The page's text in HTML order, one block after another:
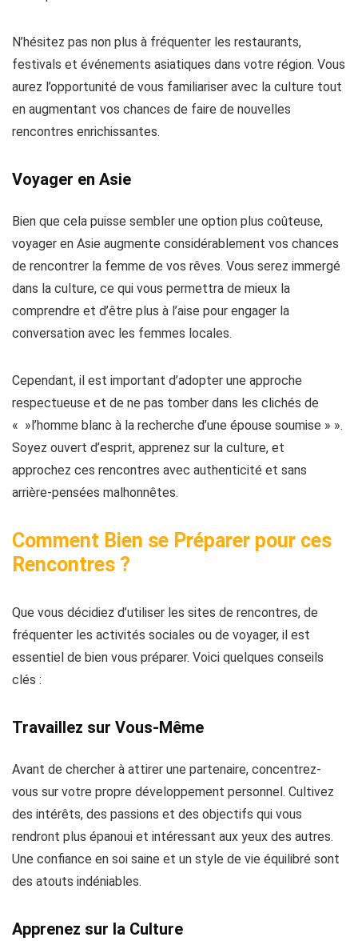
N’hésitez pas non plus à fréquenter les restaurants,
festivals et événements asiatiques dans votre région. Vous
aurez l’opportunité de vous familiariser avec la culture tout
en augmentant vos chances de faire de nouvelles
rencontres enrichissantes.
Voyager en Asie
Bien que cela puisse sembler une option plus coûteuse,
voyager en Asie augmente considérablement vos chances
de rencontrer la femme de vos rêves. Vous serez immergé
dans la culture, ce qui vous permettra de mieux la
comprendre et d’être plus à l’aise pour engager la
conversation avec les femmes locales.
Cependant, il est important d’adopter une approche
respectueuse et de ne pas tomber dans les clichés de
« »l’homme blanc à la recherche d’une épouse soumise » ».
Soyez ouvert d’esprit, apprenez sur la culture, et
approchez ces rencontres avec authenticité et sans
arrière-pensées malhonnêtes.
Comment Bien se Préparer pour ces
Rencontres ?
Que vous décidiez d’utiliser les sites de rencontres, de
fréquenter les activités sociales ou de voyager, il est
essentiel de bien vous préparer. Voici quelques conseils
clés :
Travaillez sur Vous-Même
Avant de chercher à attirer une partenaire, concentrez-
vous sur votre propre développement personnel. Cultivez
des intérêts, des passions et des objectifs qui vous
rendront plus épanoui et intéressant aux yeux des autres.
Une confiance en soi saine et un style de vie équilibré sont
des atouts indéniables.
Apprenez sur la Culture